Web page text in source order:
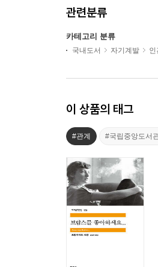
관련분류
카테고리 분류
국내도서 자기계발 인
이 상품의 태그
#관계 #국립중앙도서